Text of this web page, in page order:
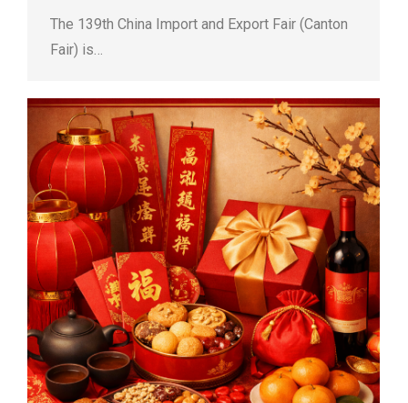
The 139th China Import and Export Fair (Canton
Fair) is…